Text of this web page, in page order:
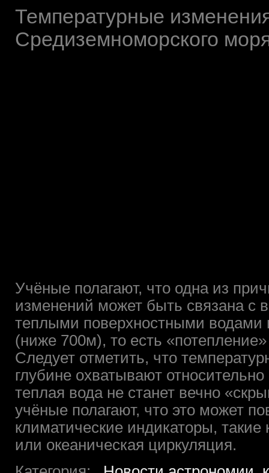
Температурные
Средиземноморского
Учёные полагают, что одна из
изменений может быть связана
теплыми поверхностными водами
(ниже 700м), то есть
Следует отметить, что
глубине охватывают
теплая вода не станет вечно
учёные полагают, что это может
климатические индикаторы, такие
или океаническая циркуляция.